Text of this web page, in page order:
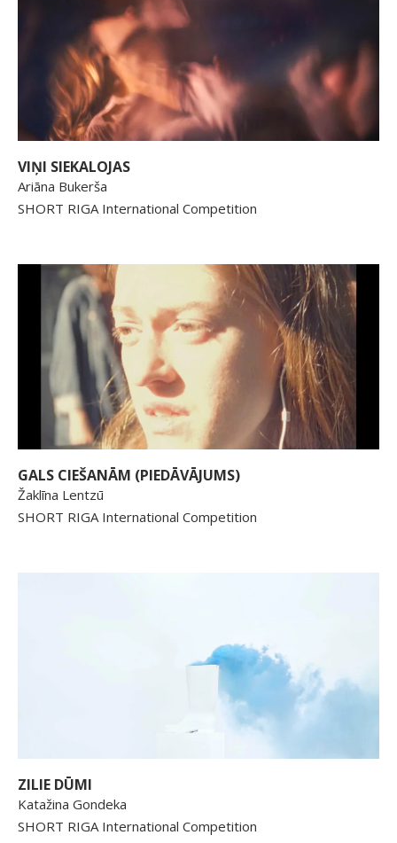
VIŅI SIEKALOJAS
Ariāna Bukerša
SHORT RIGA International Competition
GALS CIEŠANĀM (PIEDĀVĀJUMS)
Žaklīna Lentzū
SHORT RIGA International Competition
ZILIE DŪMI
Katažina Gondeka
SHORT RIGA International Competition